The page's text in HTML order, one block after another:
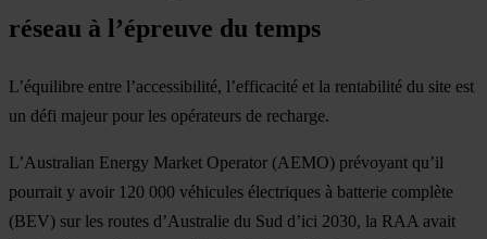
réseau à l’épreuve du temps
L’équilibre entre l’accessibilité, l’efficacité et la rentabilité du site est
un défi majeur pour les opérateurs de recharge.
L’Australian Energy Market Operator (AEMO) prévoyant qu’il
pourrait y avoir 120 000 véhicules électriques à batterie complète
(BEV) sur les routes d’Australie du Sud d’ici 2030, la RAA avait